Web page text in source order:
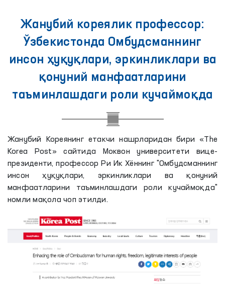
Жанубий кореялик профессор:
Ўзбекистонда Омбудсманнинг
инсон ҳуқуқлари, эркинликлари ва
қонуний манфаатларини
таъминлашдаги роли кучаймоқда
Жанубий Кореянинг етакчи нашрларидан бири «The
Korea Post» сайтида Моквон университети вице-
президенти, профессор Ри Ик Хённинг "Омбудсманнинг
инсон ҳуқуқлари, эркинликлари ва қонуний
манфаатларини таъминлашдаги роли кучаймоқда"
номли мақола чоп этилди.